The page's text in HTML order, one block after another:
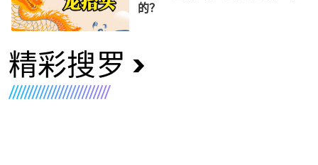
的？
精彩搜罗